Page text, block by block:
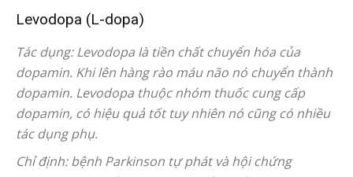
Levodopa (L-dopa)
Tác dụng: Levodopa là tiền chất chuyển hóa của
dopamin. Khi lên hàng rào máu não nó chuyển thành
dopamin. Levodopa thuộc nhóm thuốc cung cấp
dopamin, có hiệu quả tốt tuy nhiên nó cũng có nhiều
tác dụng phụ.
Chỉ định: bệnh Parkinson tự phát và hội chứng